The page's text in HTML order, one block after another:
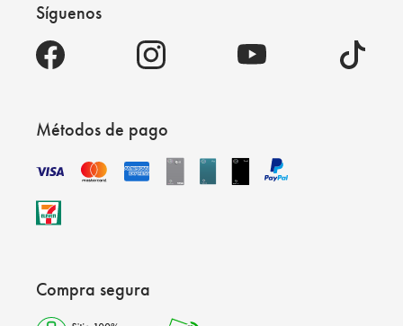
Síguenos
Métodos de pago
Compra segura